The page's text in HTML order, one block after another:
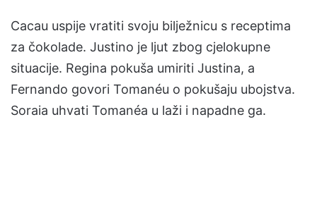
Cacau uspije vratiti svoju bilježnicu s receptima
za čokolade. Justino je ljut zbog cjelokupne
situacije. Regina pokuša umiriti Justina, a
Fernando govori Tomanéu o pokušaju ubojstva.
Soraia uhvati Tomanéa u laži i napadne ga.